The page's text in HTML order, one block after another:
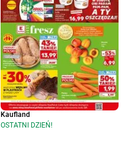
Kaufland
OSTATNI DZIEŃ!